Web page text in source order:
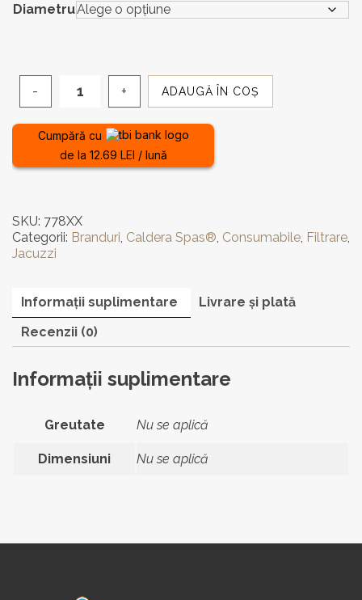
262,00 lei
la
668,00 lei
Diametru
Cantitate
pentru
cu
ADAUGĂ ÎN COȘ
Cumpără cu
de la 12.69 LEI / lună
SKU: 778XX
Categorii: Branduri Caldera Spas® Consumabile Filtrare
Jacuzzi
Informații suplimentare
Livrare și plată
Recenzii (0)
Informații suplimentare
Greutate Nu se aplică
Dimensiuni Nu se aplică